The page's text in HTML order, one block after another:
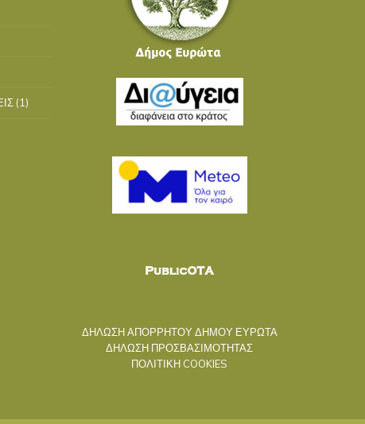
(1)
ΔΗΛΩΣΗ ΑΠΟΡΡΗΤΟΥ ΔΗΜΟΥ ΕΥΡΩΤΑ
ΔΗΛΩΣΗ ΠΡΟΣΒΑΣΙΜΟΤΗΤΑΣ
ΠΟΛΙΤΙΚΗ COOKIES